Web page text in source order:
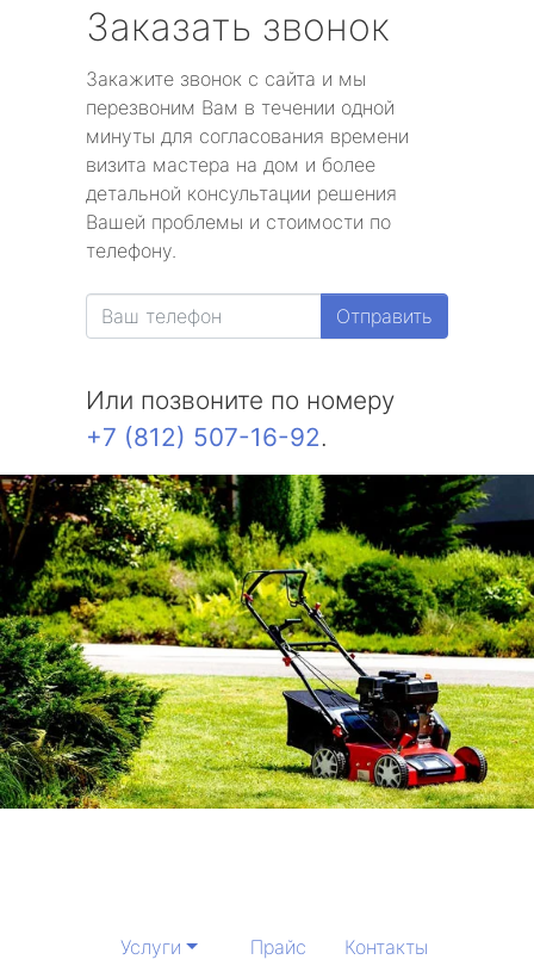
Заказать звонок
Закажите звонок с сайта и мы
перезвоним Вам в течении одной
минуты для согласования времени
визита мастера на дом и более
детальной консультации решения
Вашей проблемы и стоимости по
телефону.
Отправить
Или позвоните по номеру
+7 (812) 507-16-92.
Услуги Прайс Контакты